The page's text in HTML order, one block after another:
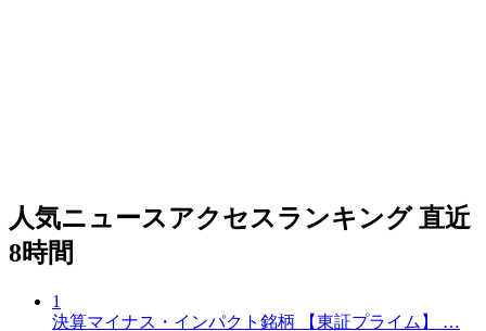
人気ニュースアクセスランキング 直近
8時間
1
決算マイナス・インパクト銘柄 【東証プライム】 …